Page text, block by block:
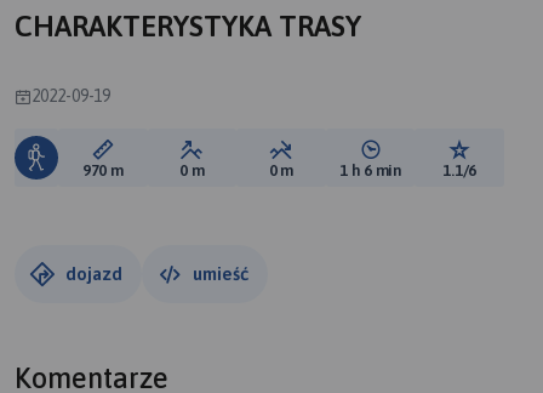
CHARAKTERYSTYKA TRASY
2022-09-19
Długość trasy:
970 m Suma przewyższeń:
0 m Suma spadków:
0 m Średni czas potrzebny
1 h 6 min Ocena
1.1/6
dojazd umieść
Komentarze